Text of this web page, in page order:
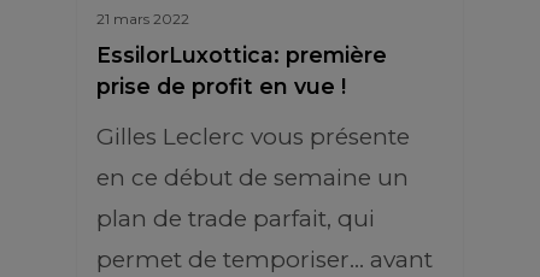
21 mars 2022
EssilorLuxottica: première
prise de profit en vue !
Gilles Leclerc vous présente
en ce début de semaine un
plan de trade parfait, qui
permet de temporiser… avant